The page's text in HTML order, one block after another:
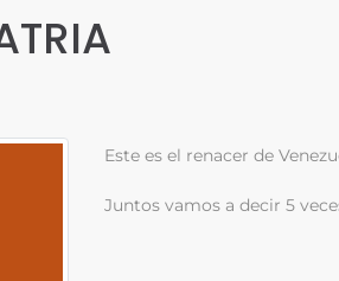
Este es el renacer de
Juntos vamos a decir 5